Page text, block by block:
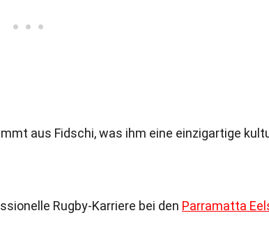
aus Fidschi, was ihm eine einzigartige
Rugby-Karriere bei den Parramatta